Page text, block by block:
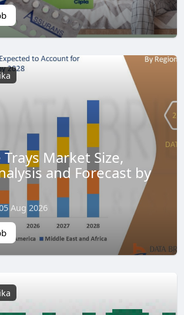
Market Size,
and Forecast by
Aug 2026